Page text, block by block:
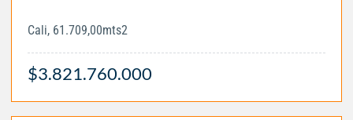
Cali, 61.709,00mts2
$3.821.760.000